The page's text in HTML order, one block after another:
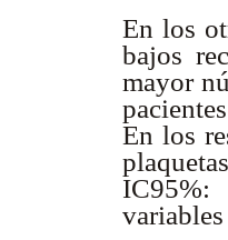
En los
bajos
mayor
En los
IC95%: